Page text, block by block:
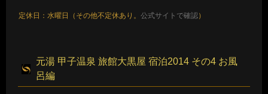
定休日：水曜日（その他不定休あり。公式サイトで確認）
元湯 甲子温泉 旅館大黒屋 宿泊2014 その4 お風
呂編